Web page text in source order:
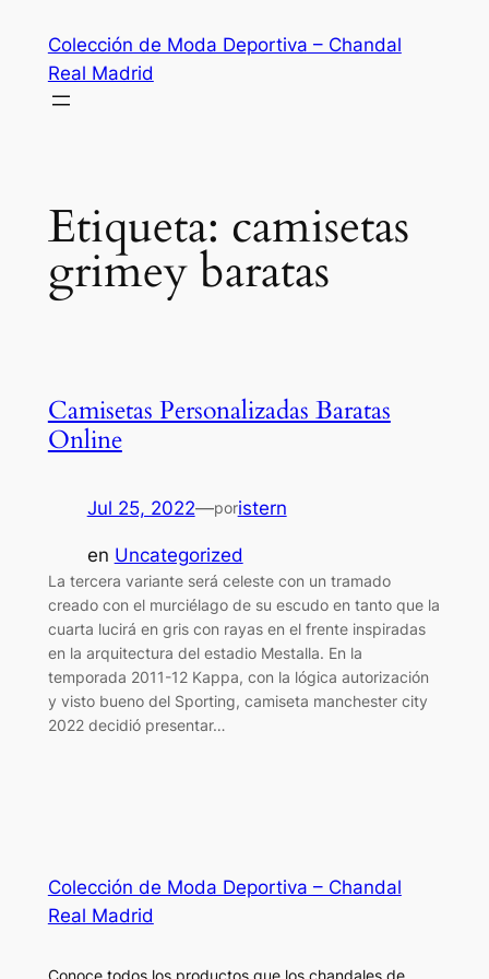
contenido
Colección de Moda Deportiva – Chandal
Real Madrid
Etiqueta: camisetas
grimey baratas
Camisetas Personalizadas Baratas
Online
Jul 25, 2022—poristern
en Uncategorized
La tercera variante será celeste con un tramado
creado con el murciélago de su escudo en tanto que la
cuarta lucirá en gris con rayas en el frente inspiradas
en la arquitectura del estadio Mestalla. En la
temporada 2011-12 Kappa, con la lógica autorización
y visto bueno del Sporting, camiseta manchester city
2022 decidió presentar…
Colección de Moda Deportiva – Chandal
Real Madrid
Conoce todos los productos que los chandales de